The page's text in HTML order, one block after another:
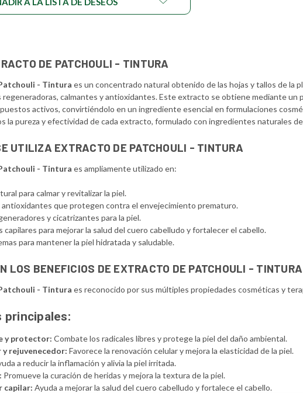
DE PATCHOULI - TINTURA
- Tintura es un concentrado natural obtenido de las hojas y tallos de la
regeneradoras, calmantes y antioxidantes. Este extracto se obtiene mediante un
activos, convirtiéndolo en un ingrediente esencial en formulaciones
la pureza y efectividad de cada extracto, formulado con ingredientes naturales de
UTILIZA EXTRACTO DE PATCHOULI - TINTURA
- Tintura es ampliamente utilizado en:
para calmar y revitalizar la piel.
que protegen contra el envejecimiento prematuro.
y cicatrizantes para la piel.
capilares para mejorar la salud del cuero cabelludo y fortalecer el cabello.
para mantener la piel hidratada y saludable.
LOS BENEFICIOS DE EXTRACTO DE PATCHOULI - TINTURA
- Tintura es reconocido por sus múltiples propiedades cosméticas y
principales:
y protector: Combate los radicales libres y protege la piel del daño ambiental.
y rejuvenecedor: Favorece la renovación celular y mejora la elasticidad de la piel.
a reducir la inflamación y alivia la piel irritada.
Promueve la curación de heridas y mejora la textura de la piel.
capilar: Ayuda a mejorar la salud del cuero cabelludo y fortalece el cabello.